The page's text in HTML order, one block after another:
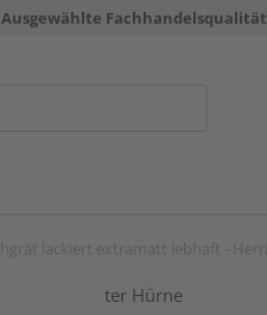
Ausgewählte Fachhandelsqualität
ter Hürne